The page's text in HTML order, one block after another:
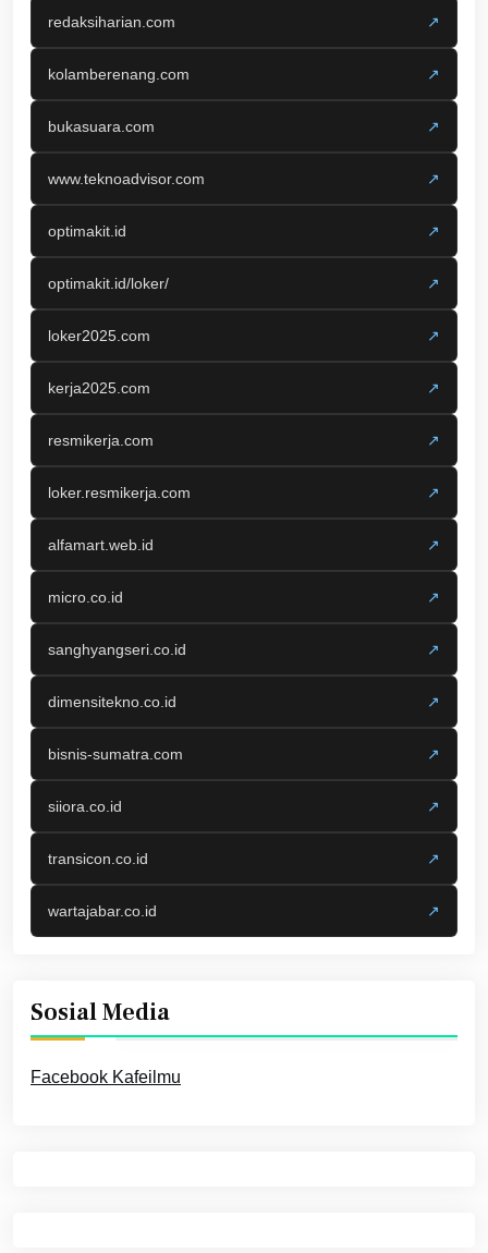
redaksiharian.com ↗
kolamberenang.com ↗
bukasuara.com ↗
www.teknoadvisor.com ↗
optimakit.id ↗
optimakit.id/loker/ ↗
loker2025.com ↗
kerja2025.com ↗
resmikerja.com ↗
loker.resmikerja.com ↗
alfamart.web.id ↗
micro.co.id ↗
sanghyangseri.co.id ↗
dimensitekno.co.id ↗
bisnis-sumatra.com ↗
siiora.co.id ↗
transicon.co.id ↗
wartajabar.co.id ↗
Sosial Media
Facebook Kafeilmu